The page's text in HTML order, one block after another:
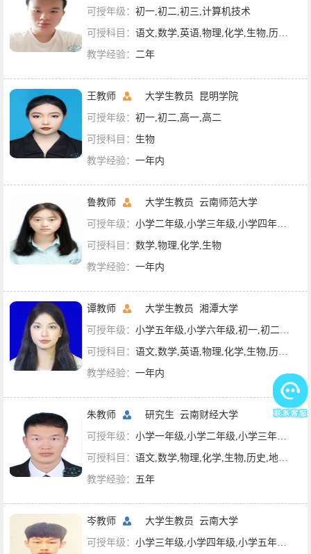
可授年级： 初一,初二,初三,计算机技术
可授科目： 语文,数学,英语,物理,化学,生物,历史,地理,政治
教学经验： 二年
王教师 大学生教员 昆明学院
可授年级： 初一,初二,高一,高二
可授科目： 生物
教学经验： 一年内
鲁教师 大学生教员 云南师范大学
可授年级： 小学二年级,小学三年级,小学四年级,小学五年级,初一,初二
可授科目： 数学,物理,化学,生物
教学经验： 一年内
谭教师 大学生教员 湘潭大学
可授年级： 小学五年级,小学六年级,初一,初二,初三
可授科目： 语文,数学,英语,物理,化学,生物,历史,地理,政治,英语四级
教学经验： 一年内
朱教师 研究生 云南财经大学
可授年级： 小学一年级,小学二年级,小学三年级,小学四年级,小学五年级,小学六年级,初一,初二,初三
可授科目： 语文,数学,物理,化学,生物,历史,地理,政治
教学经验： 五年
岑教师 大学生教员 云南大学
可授年级： 小学三年级,小学四年级,小学五年级,小学六年级,初一,初二,初三,高一,高二,高三